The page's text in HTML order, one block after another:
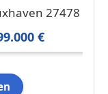
399.000 €
27478
€